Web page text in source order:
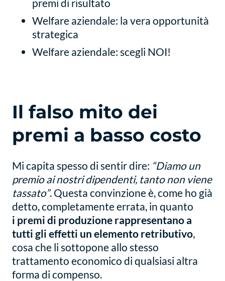
premi di risultato
Welfare aziendale: la vera opportunità
strategica
Welfare aziendale: scegli NOI!
Il falso mito dei
premi a basso costo
Mi capita spesso di sentir dire: “Diamo un
premio ai nostri dipendenti, tanto non viene
tassato”. Questa convinzione è, come ho già
detto, completamente errata, in quanto
i premi di produzione rappresentano a
tutti gli effetti un elemento retributivo,
cosa che li sottopone allo stesso
trattamento economico di qualsiasi altra
forma di compenso.